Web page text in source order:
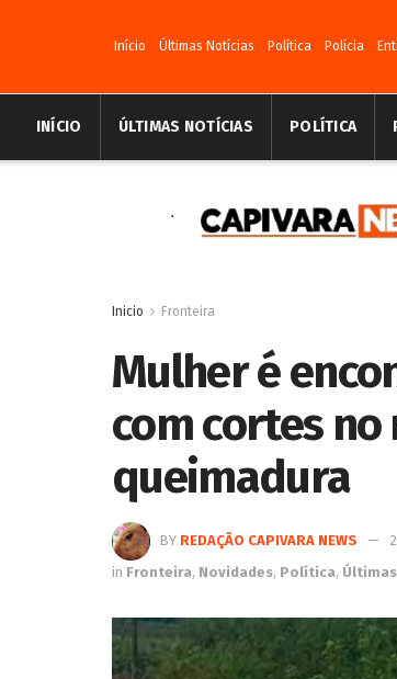
Início Últimas Notícias Política Polícia
INÍCIO ÚLTIMAS NOTÍCIAS POLÍTICA
Inicio Fronteira
Mulher é
com cortes
queimadura
BY REDAÇÃO CAPIVARA NEWS
in Fronteira, Novidades, Política,